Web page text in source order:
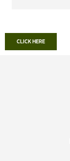
CLICK HERE